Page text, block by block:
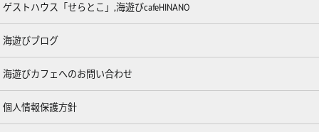
ゲストハウス「せらとこ」,海遊びcafeHINANO
海遊びブログ
海遊びカフェへのお問い合わせ
個人情報保護方針